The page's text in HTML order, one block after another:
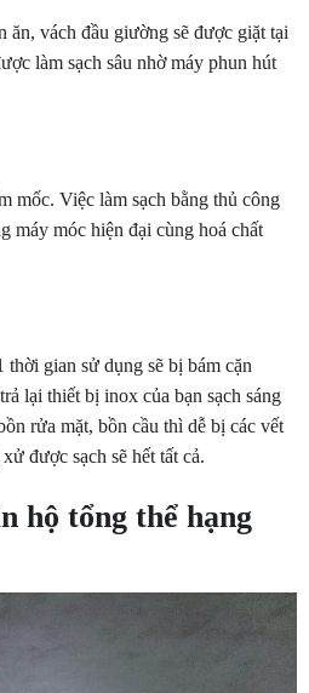
ăn, vách đầu giường sẽ được giặt tại
làm sạch sâu nhờ máy phun hút
mốc. Việc làm sạch bằng thủ công
máy móc hiện đại cùng hoá chất
gian sử dụng sẽ bị bám cặn
lại thiết bị inox của bạn sạch sáng
rửa mặt, bồn cầu thì dễ bị các vết
được sạch sẽ hết tất cả.
hộ tổng thể hạng